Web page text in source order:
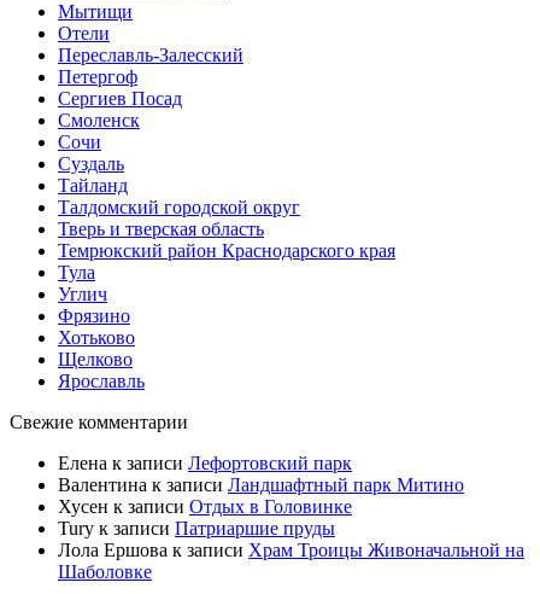
Мытищи
Отели
Переславль-Залесский
Петергоф
Сергиев Посад
Смоленск
Сочи
Суздаль
Тайланд
Талдомский городской округ
Тверь и тверская область
Темрюкский район Краснодарского края
Тула
Углич
Фрязино
Хотьково
Щелково
Ярославль
Свежие комментарии
Елена к записи Лефортовский парк
Валентина к записи Ландшафтный парк Митино
Хусен к записи Отдых в Головинке
Tury к записи Патриаршие пруды
Лола Ершова к записи Храм Троицы Живоначальной на
Шаболовке